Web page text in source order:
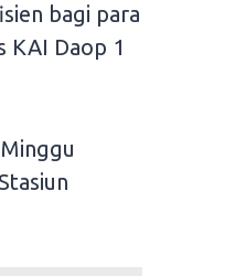
bagi para
KAI Daop 1